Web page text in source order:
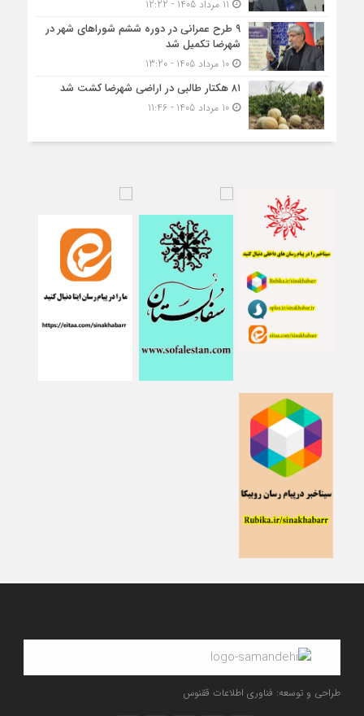
۹ طرح عمرانی در دوره ششم شوراهای شهر در
شهرضا تکمیل شد
10 مرداد 1405 - 13:20
۸۱ هکتار طالبی در اراضی شهرضا کشت شد
10 مرداد 1405 - 11:46
طراحی و توسعه: فناوری اطلاعات ققنوس